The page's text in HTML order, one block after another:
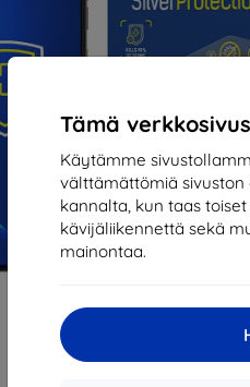
Tämä
Käytämme
välttämättömiä sivuston
kannalta, kun taas
kävijäliikennettä sekä
mainontaa.